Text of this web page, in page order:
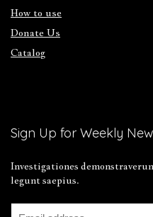
How to use
Donate Us
Catalog
Sign Up for Weekly
Investigationes
legunt saepius.